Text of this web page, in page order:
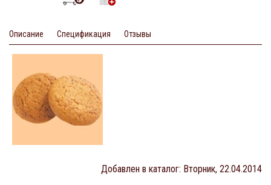
Описание Спецификация Отзывы
Добавлен в каталог: Вторник, 22.04.2014